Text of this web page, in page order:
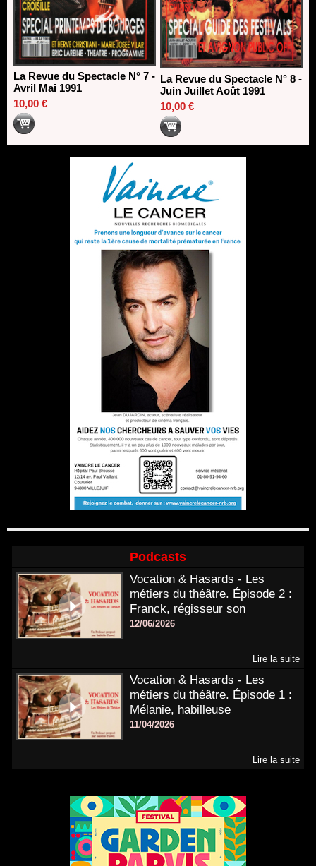
La Revue du Spectacle N° 7 -
Avril Mai 1991
10,00 €
La Revue du Spectacle N° 8 -
Juin Juillet Août 1991
10,00 €
Podcasts
Vocation & Hasards - Les
métiers du théâtre. Épisode 2 :
Franck, régisseur son
12/06/2026
Lire la suite
Vocation & Hasards - Les
métiers du théâtre. Épisode 1 :
Mélanie, habilleuse
11/04/2026
Lire la suite